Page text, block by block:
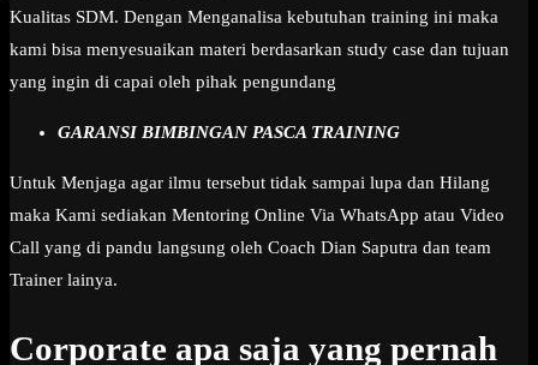
Kualitas SDM. Dengan Menganalisa kebutuhan training ini maka
kami bisa menyesuaikan materi berdasarkan study case dan tujuan
yang ingin di capai oleh pihak pengundang
GARANSI BIMBINGAN PASCA TRAINING
Untuk Menjaga agar ilmu tersebut tidak sampai lupa dan Hilang
maka Kami sediakan Mentoring Online Via WhatsApp atau Video
Call yang di pandu langsung oleh Coach Dian Saputra dan team
Trainer lainya.
Corporate apa saja yang pernah